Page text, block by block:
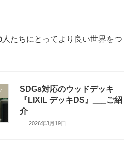
人たちにとってより良い世界をつ
SDGs対応のウッドデッキ
『LIXIL デッキDS』___ご紹
介
2026年3月19日